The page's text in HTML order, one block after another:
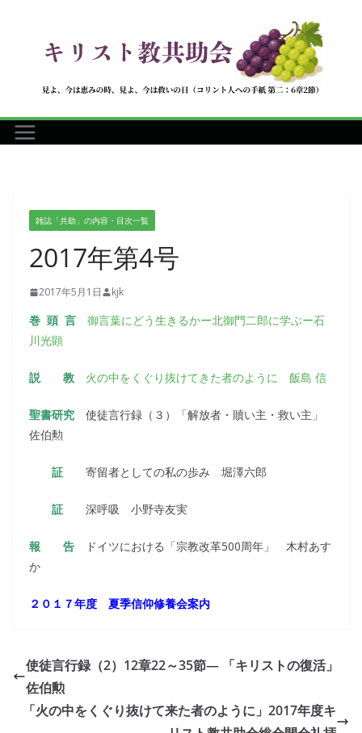
へ
ス
雑誌「共助」の内容・目次一覧
2017年第4号
2017年5月1日 kjk
巻 頭 言
御言葉にどう生きるかー北御門二郎に学ぶー石
川光顕
説 教 火の中をくぐり抜けてきた者のように 飯島 信
聖書研究 使徒言行録（３）「解放者・贖い主・救い主」
佐伯勲
証 寄留者としての私の歩み 堀澤六郎
証 深呼吸 小野寺友実
報 告
ドイツにおける「宗教改革500周年」 木村あす
か
２０１７年度 夏季信仰修養会案内
使徒言行録（2）12章22～35節― 「キリストの復活」
佐伯勲
「火の中をくぐり抜けて来た者のように」2017年度キ